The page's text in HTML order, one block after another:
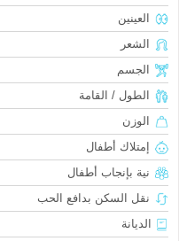
العينين
الشعر
الجسم
الطول / القامة
الوزن
إمتلاك أطفال
نية بإنجاب أطفال
نقل السكن بدافع الحب
الديانة